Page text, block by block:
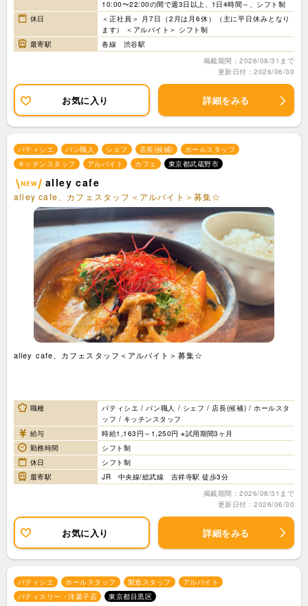
10:00〜22:00の間で週3日以上、1日4時間～、シフト制
休日
＜正社員＞ 月7日（2月は月6休）（主に平日休みとなり
ます） ＜アルバイト＞ シフト制
最寄駅
各線 渋谷駅
掲載期間：2026/08/31まで
更新日付：2026/06/30
お気に入り 詳細をみる
パティシエ パン職人 シェフ 店長(候補)
ホールスタッフ
キッチンスタッフ
アルバイト カフェ 東京都武蔵野市
alley cafe
alley cafe、カフェスタッフ＜アルバイト＞募集☆
alley cafe、カフェスタッフ＜アルバイト＞募集☆
職種
パティシエ / パン職人 / シェフ / 店長(候補) / ホールスタ
ッフ / キッチンスタッフ
給与
時給1,163円～1,250円 ※試用期間3ヶ月
勤務時間
シフト制
休日
シフト制
最寄駅
JR 中央線/総武線 吉祥寺駅 徒歩3分
掲載期間：2026/08/31まで
更新日付：2026/06/30
お気に入り 詳細をみる
パティシエ ホールスタッフ 製造スタッフ
アルバイト
パティスリー・洋菓子店
東京都目黒区